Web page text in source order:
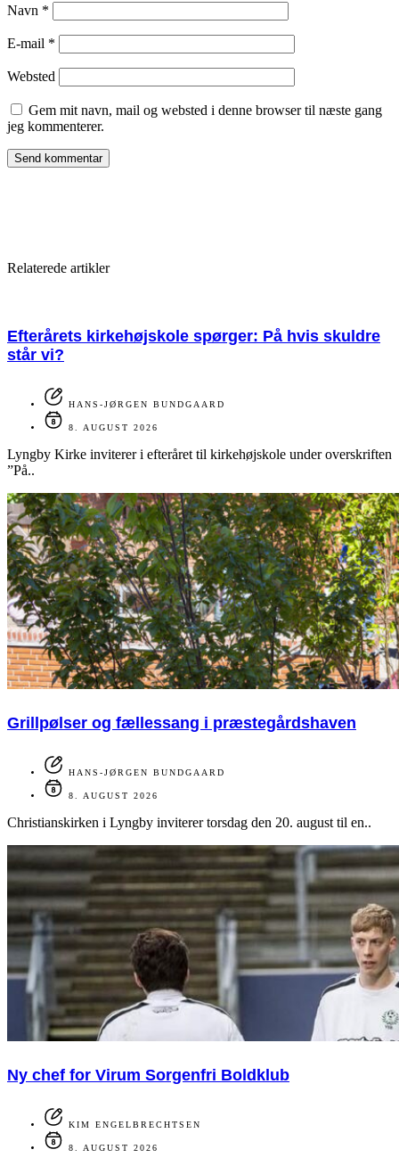
Navn *
E-mail *
Websted
Gem mit navn, mail og websted i denne browser til næste gang
jeg kommenterer.
Relaterede artikler
Efterårets kirkehøjskole spørger: På hvis skuldre
står vi?
HANS-JØRGEN BUNDGAARD
8. AUGUST 2026
Lyngby Kirke inviterer i efteråret til kirkehøjskole under overskriften
”På..
Grillpølser og fællessang i præstegårdshaven
HANS-JØRGEN BUNDGAARD
8. AUGUST 2026
Christianskirken i Lyngby inviterer torsdag den 20. august til en..
Ny chef for Virum Sorgenfri Boldklub
KIM ENGELBRECHTSEN
8. AUGUST 2026